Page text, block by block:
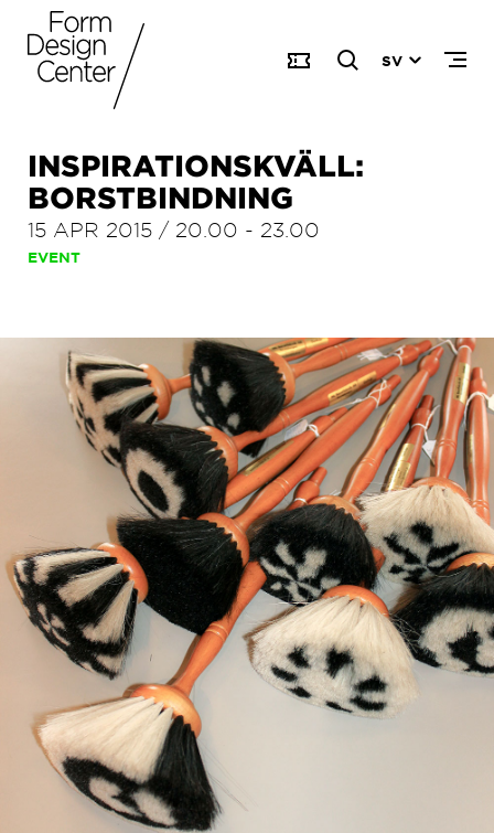
SV
INSPIRATIONSKVÄLL:
BORSTBINDNING
15 APR 2015 / 20.00 - 23.00
EVENT